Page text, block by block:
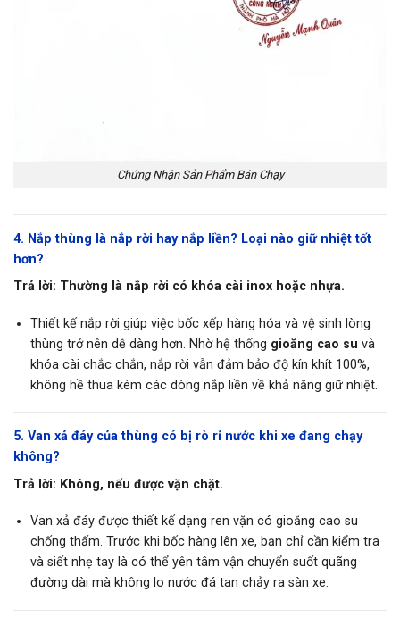
Chứng Nhận Sản Phẩm Bán Chạy
4. Nắp thùng là nắp rời hay nắp liền? Loại nào giữ nhiệt tốt
hơn?
Trả lời: Thường là nắp rời có khóa cài inox hoặc nhựa.
Thiết kế nắp rời giúp việc bốc xếp hàng hóa và vệ sinh lòng
thùng trở nên dễ dàng hơn. Nhờ hệ thống gioăng cao su và
khóa cài chắc chắn, nắp rời vẫn đảm bảo độ kín khít 100%,
không hề thua kém các dòng nắp liền về khả năng giữ nhiệt.
5. Van xả đáy của thùng có bị rò rỉ nước khi xe đang chạy
không?
Trả lời: Không, nếu được vặn chặt.
Van xả đáy được thiết kế dạng ren vặn có gioăng cao su
chống thấm. Trước khi bốc hàng lên xe, bạn chỉ cần kiểm tra
và siết nhẹ tay là có thể yên tâm vận chuyển suốt quãng
đường dài mà không lo nước đá tan chảy ra sàn xe.